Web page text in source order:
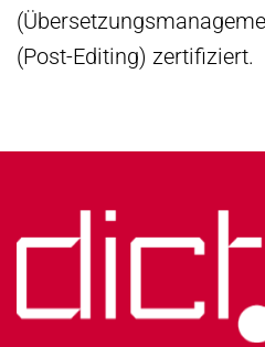
(Post-Editing) zertifiziert.